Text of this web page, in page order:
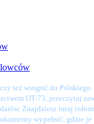
też wstąpić do Polskiego
OT-73, przeczytaj
Znajdziesz tutaj
wypełnić, gdzie je